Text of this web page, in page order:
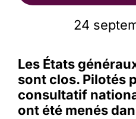
L’actu
Nous soutenir
24
Les États
sont clos. Pilotés
consultatif
ont été menés